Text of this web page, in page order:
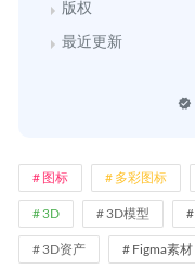
版权
最近更新
图标 多彩图标
3D 3D模型
3D资产 Figma素材